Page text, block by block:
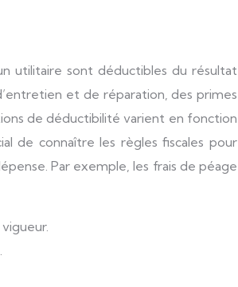
utilitaire sont déductibles du résultat
et de réparation, des primes
de déductibilité varient en fonction
de connaître les règles fiscales pour
Par exemple, les frais de péage